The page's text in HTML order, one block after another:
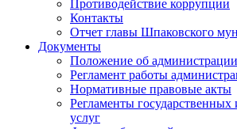
Противодействие коррупции
Контакты
Отчет главы Шпаковского
Документы
Положение об администрации
Регламент работы
Нормативные правовые акты
Регламенты
услуг